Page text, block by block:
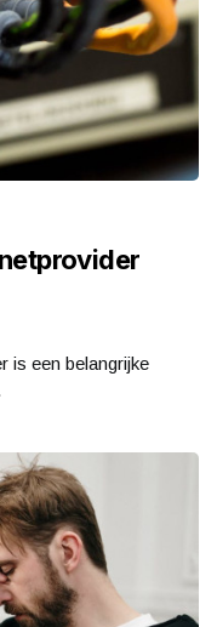
is een belangrijke